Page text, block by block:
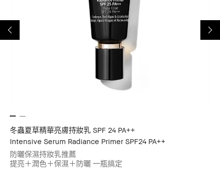
冬蟲夏草精華亮膚持妝乳 SPF 24 PA++
Intensive Serum Radiance Primer SPF24 PA++
防曬保濕持妝乳推薦
提亮＋潤色＋保濕＋防曬 一瓶搞定